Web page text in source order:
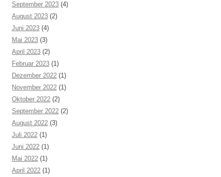
September 2023 (4)
August 2023 (2)
Juni 2023 (4)
Mai 2023 (3)
April 2023 (2)
Februar 2023 (1)
Dezember 2022 (1)
November 2022 (1)
Oktober 2022 (2)
September 2022 (2)
August 2022 (3)
Juli 2022 (1)
Juni 2022 (1)
Mai 2022 (1)
April 2022 (1)